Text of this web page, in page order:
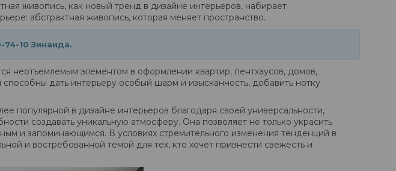
живопись, как новый тренд в дизайне интерьеров, набирает
абстрактная живопись, которая меняет пространство.
10 Зинаида.
неотъемлемым элементом в оформлении квартир, пентхаусов, домов,
дать интерьеру особый шарм и изысканность, добавить нотку
популярной в дизайне интерьеров благодаря своей универсальности,
создавать уникальную атмосферу. Она позволяет не только украсить
и запоминающимся. В условиях стремительного изменения тенденций в
и востребованной темой для тех, кто хочет привнести свежесть и